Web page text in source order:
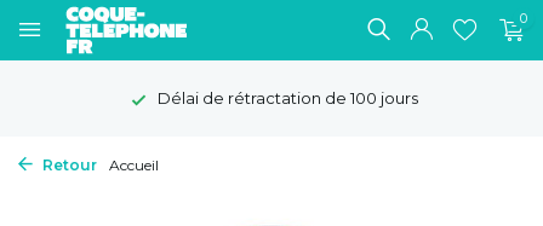
0
Délai de rétractation de 100 jours
Retour Accueil